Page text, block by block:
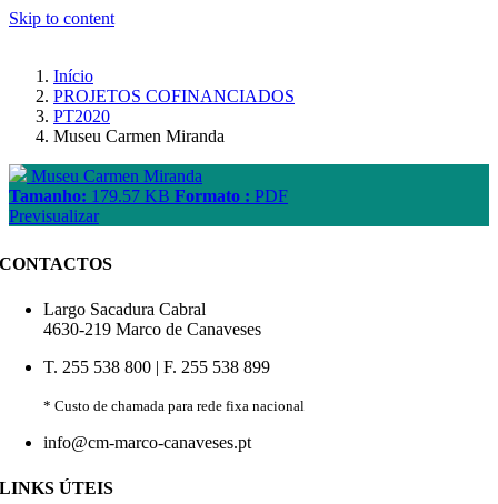
Skip to content
Início
PROJETOS COFINANCIADOS
PT2020
Museu Carmen Miranda
Museu Carmen Miranda
Tamanho: 179.57 KB Formato : PDF
Previsualizar
CONTACTOS
Largo Sacadura Cabral
4630-219 Marco de Canaveses
T. 255 538 800 | F. 255 538 899
* Custo de chamada para rede fixa nacional
info@cm-marco-canaveses.pt
LINKS ÚTEIS